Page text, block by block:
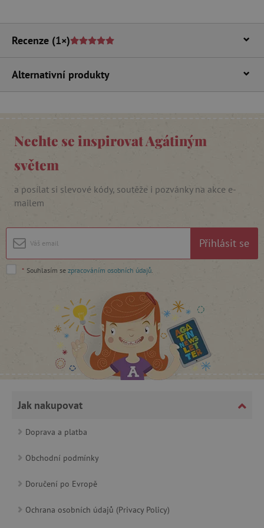
Recenze (1×)
Alternativní produkty
Nechte se inspirovat Agátiným
světem
a posílat si slevové kódy, soutěže i pozvánky na akce e-
mailem
Přihlásit se
* Souhlasím se zpracováním osobních údajů
Jak nakupovat
Doprava a platba
Obchodní podmínky
Doručení po Evropě
Ochrana osobních údajů (Privacy Policy)
přihlášení uživatele a správa účtu. Webové
stránky nelze bez nezbytně nutných souborů
cookie správně používat.